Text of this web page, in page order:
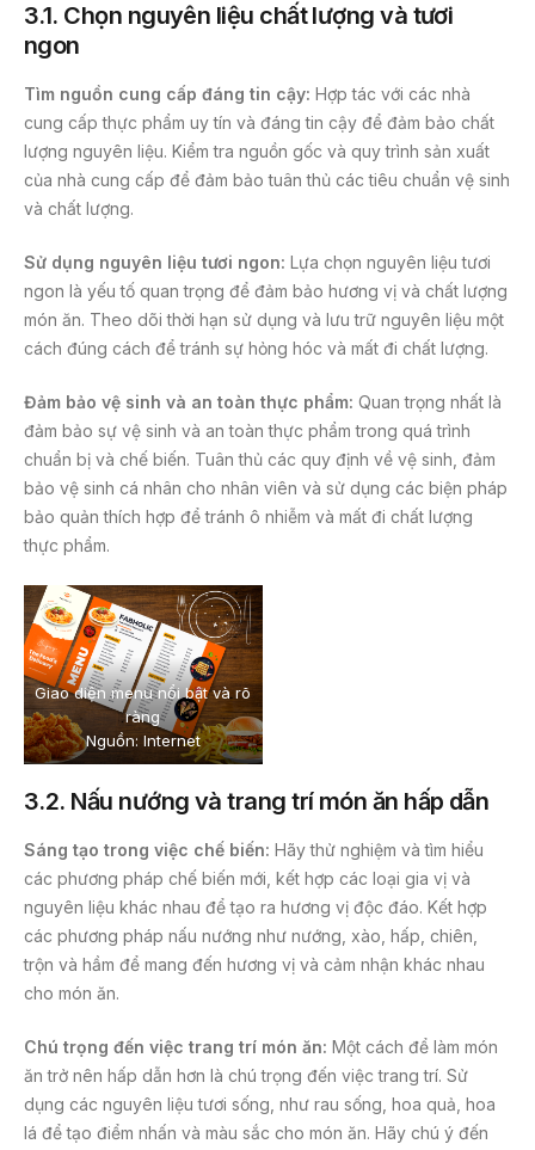
3.1. Chọn nguyên liệu chất lượng và tươi
ngon
Tìm nguồn cung cấp đáng tin cậy: Hợp tác với các nhà
cung cấp thực phẩm uy tín và đáng tin cậy để đảm bảo chất
lượng nguyên liệu. Kiểm tra nguồn gốc và quy trình sản xuất
của nhà cung cấp để đảm bảo tuân thủ các tiêu chuẩn vệ sinh
và chất lượng.
Sử dụng nguyên liệu tươi ngon: Lựa chọn nguyên liệu tươi
ngon là yếu tố quan trọng để đảm bảo hương vị và chất lượng
món ăn. Theo dõi thời hạn sử dụng và lưu trữ nguyên liệu một
cách đúng cách để tránh sự hỏng hóc và mất đi chất lượng.
Đảm bảo vệ sinh và an toàn thực phẩm: Quan trọng nhất là
đảm bảo sự vệ sinh và an toàn thực phẩm trong quá trình
chuẩn bị và chế biến. Tuân thủ các quy định về vệ sinh, đảm
bảo vệ sinh cá nhân cho nhân viên và sử dụng các biện pháp
bảo quản thích hợp để tránh ô nhiễm và mất đi chất lượng
thực phẩm.
Giao diện menu nổi bật và rõ
ràng
Nguồn: Internet
3.2. Nấu nướng và trang trí món ăn hấp dẫn
Sáng tạo trong việc chế biến: Hãy thử nghiệm và tìm hiểu
các phương pháp chế biến mới, kết hợp các loại gia vị và
nguyên liệu khác nhau để tạo ra hương vị độc đáo. Kết hợp
các phương pháp nấu nướng như nướng, xào, hấp, chiên,
trộn và hầm để mang đến hương vị và cảm nhận khác nhau
cho món ăn.
Chú trọng đến việc trang trí món ăn: Một cách để làm món
ăn trở nên hấp dẫn hơn là chú trọng đến việc trang trí. Sử
dụng các nguyên liệu tươi sống, như rau sống, hoa quả, hoa
lá để tạo điểm nhấn và màu sắc cho món ăn. Hãy chú ý đến